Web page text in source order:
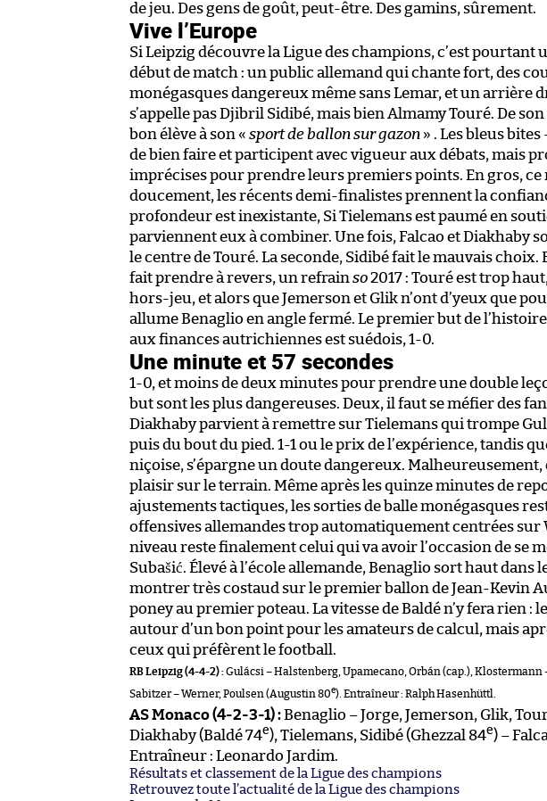
de jeu. Des gens de goût, peut-être. Des gamins, sûrement.
Vive l’Europe
Si Leipzig découvre la Ligue des champions, c’est
début de match : un public allemand qui chante fort, des
monégasques dangereux même sans Lemar, et un arrière
s’appelle pas Djibril Sidibé, mais bien Almamy Touré. De
bon élève à son « sport de ballon sur gazon » . Les bleus
de bien faire et participent avec vigueur aux débats, mais
imprécises pour prendre leurs premiers points. En gros, ce
doucement, les récents demi-finalistes prennent la
profondeur est inexistante, Si Tielemans est paumé en
parviennent eux à combiner. Une fois, Falcao et Diakhaby
le centre de Touré. La seconde, Sidibé fait le mauvais
fait prendre à revers, un refrain so2017 : Touré est trop
hors-jeu, et alors que Jemerson et Glik n’ont d’yeux que
allume Benaglio en angle fermé. Le premier but de
aux finances autrichiennes est suédois, 1-0.
Une minute et 57 secondes
1-0, et moins de deux minutes pour prendre une double
but sont les plus dangereuses. Deux, il faut se méfier des
Diakhaby parvient à remettre sur Tielemans qui trompe
puis du bout du pied. 1-1 ou le prix de l’expérience, tandis
niçoise, s’épargne un doute dangereux.
plaisir sur le terrain. Même après les quinze minutes de
ajustements tactiques, les sorties de balle monégasques
offensives allemandes trop automatiquement centrées sur
niveau reste finalement celui qui va avoir l’occasion de se
Subašić. Élevé à l’école allemande, Benaglio sort haut dans
montrer très costaud sur le premier ballon de Jean-Kevin
poney au premier poteau. La vitesse de Baldé n’y fera rien :
autour d’un bon point pour les amateurs de calcul, mais
ceux qui préfèrent le football.
RB Leipzig (4-4-2) :Gulácsi – Halstenberg, Upamecano, Orbán (cap.), Klostermann
Sabitzer – Werner, Poulsen (Augustin 80e). Entraîneur : Ralph Hasenhüttl.
AS Monaco (4-2-3-1) :Benaglio – Jorge, Jemerson, Glik,
Diakhaby (Baldé 74e), Tielemans, Sidibé (Ghezzal 84e) –
Entraîneur : Leonardo Jardim.
Résultats et classement de la Ligue des champions
Retrouvez toute l’actualité de la Ligue des champions